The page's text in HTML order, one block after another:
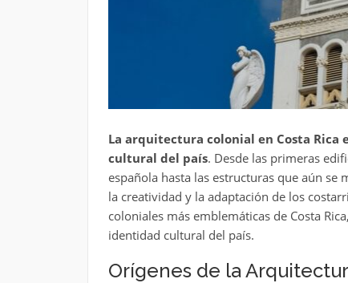
La arquitectura colonial en Costa
cultural del país. Desde las primeras
española hasta las estructuras que aún se
la creatividad y la adaptación de los
coloniales más emblemáticas de Costa
identidad cultural del país.
Orígenes de la